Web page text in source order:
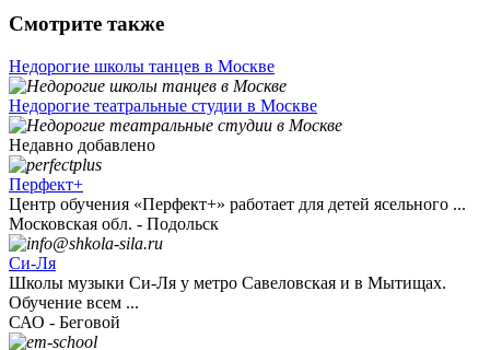
Смотрите также
Недорогие школы танцев в Москве
Недорогие театральные студии в Москве
Недавно добавлено
Перфект+
Центр обучения «Перфект+» работает для детей ясельного ...
Московская обл. - Подольск
Си-Ля
Школы музыки Си-Ля у метро Савеловская и в Мытищах.
Обучение всем ...
САО - Беговой